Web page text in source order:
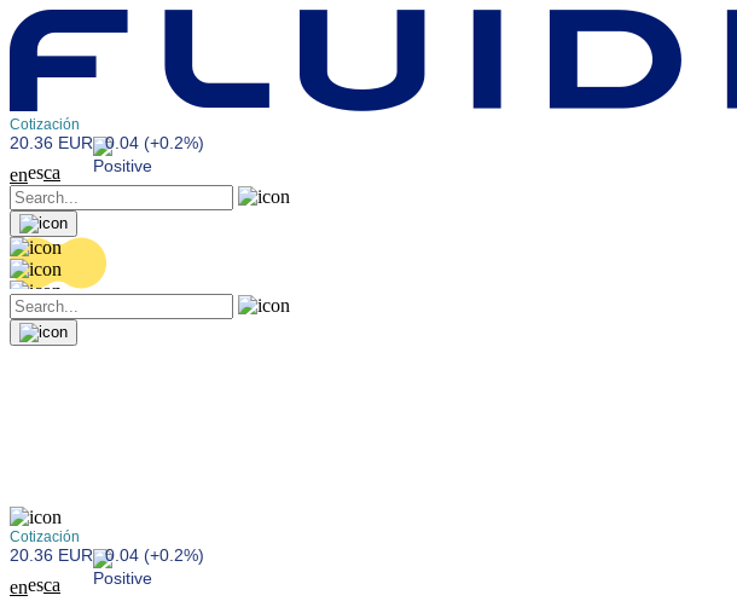
Cotización
20.36 EUR 0.04 (+0.2%)
enesca
Cotización
20.36 EUR 0.04 (+0.2%)
enesca